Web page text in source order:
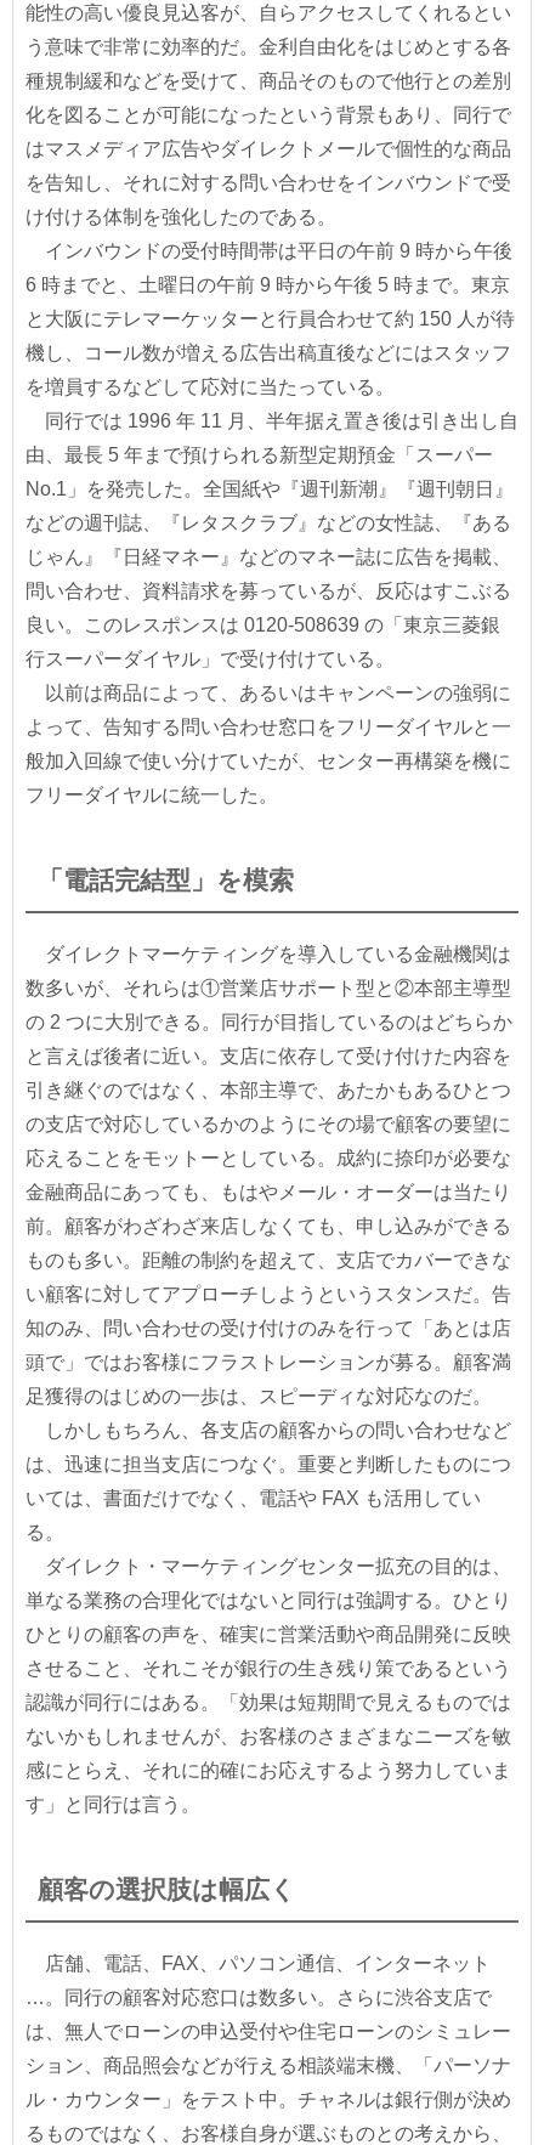
能性の高い優良見込客が、自らアクセスしてくれるとい
う意味で非常に効率的だ。金利自由化をはじめとする各
種規制緩和などを受けて、商品そのもので他行との差別
化を図ることが可能になったという背景もあり、同行で
はマスメディア広告やダイレクトメールで個性的な商品
を告知し、それに対する問い合わせをインバウンドで受
け付ける体制を強化したのである。
インバウンドの受付時間帯は平日の午前 9 時から午後
6 時までと、土曜日の午前 9 時から午後 5 時まで。東京
と大阪にテレマーケッターと行員合わせて約 150 人が待
機し、コール数が増える広告出稿直後などにはスタッフ
を増員するなどして応対に当たっている。
同行では 1996 年 11 月、半年据え置き後は引き出し自
由、最長 5 年まで預けられる新型定期預金「スーパー
No.1」を発売した。全国紙や『週刊新潮』『週刊朝日』
などの週刊誌、『レタスクラブ』などの女性誌、『ある
じゃん』『日経マネー』などのマネー誌に広告を掲載、
問い合わせ、資料請求を募っているが、反応はすこぶる
良い。このレスポンスは 0120-508639 の「東京三菱銀
行スーパーダイヤル」で受け付けている。
以前は商品によって、あるいはキャンペーンの強弱に
よって、告知する問い合わせ窓口をフリーダイヤルと一
般加入回線で使い分けていたが、センター再構築を機に
フリーダイヤルに統一した。
「電話完結型」を模索
ダイレクトマーケティングを導入している金融機関は
数多いが、それらは①営業店サポート型と②本部主導型
の 2 つに大別できる。同行が目指しているのはどちらか
と言えば後者に近い。支店に依存して受け付けた内容を
引き継ぐのではなく、本部主導で、あたかもあるひとつ
の支店で対応しているかのようにその場で顧客の要望に
応えることをモットーとしている。成約に捺印が必要な
金融商品にあっても、もはやメール・オーダーは当たり
前。顧客がわざわざ来店しなくても、申し込みができる
ものも多い。距離の制約を超えて、支店でカバーできな
い顧客に対してアプローチしようというスタンスだ。告
知のみ、問い合わせの受け付けのみを行って「あとは店
頭で」ではお客様にフラストレーションが募る。顧客満
足獲得のはじめの一歩は、スピーディな対応なのだ。
しかしもちろん、各支店の顧客からの問い合わせなど
は、迅速に担当支店につなぐ。重要と判断したものにつ
いては、書面だけでなく、電話や FAX も活用してい
る。
ダイレクト・マーケティングセンター拡充の目的は、
単なる業務の合理化ではないと同行は強調する。ひとり
ひとりの顧客の声を、確実に営業活動や商品開発に反映
させること、それこそが銀行の生き残り策であるという
認識が同行にはある。「効果は短期間で見えるものでは
ないかもしれませんが、お客様のさまざまなニーズを敏
感にとらえ、それに的確にお応えするよう努力していま
す」と同行は言う。
顧客の選択肢は幅広く
店舗、電話、FAX、パソコン通信、インターネット
…。同行の顧客対応窓口は数多い。さらに渋谷支店で
は、無人でローンの申込受付や住宅ローンのシミュレー
ション、商品照会などが行える相談端末機、「パーソナ
ル・カウンター」をテスト中。チャネルは銀行側が決め
るものではなく、お客様自身が選ぶものとの考えから、